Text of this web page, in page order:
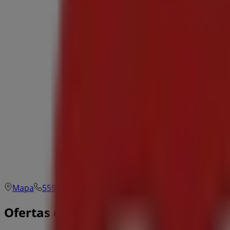
Mapa 55937542
Ofertas de Zorro en Ciudad de